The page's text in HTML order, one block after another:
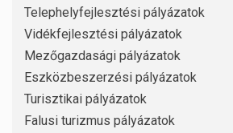
Telephelyfejlesztési pályázatok
Vidékfejlesztési pályázatok
Mezőgazdasági pályázatok
Eszközbeszerzési pályázatok
Turisztikai pályázatok
Falusi turizmus pályázatok